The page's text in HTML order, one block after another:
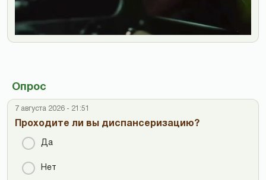
Опрос
7 августа 2026 - 21:51
Проходите ли вы диспансеризацию?
Да
Нет